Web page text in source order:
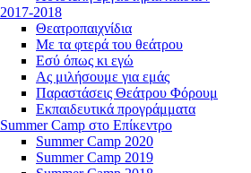
2017-2018
Θεατροπαιχνίδια
Με τα φτερά του θεάτρου
Εσύ όπως κι εγώ
Ας μιλήσουμε για εμάς
Παραστάσεις Θεάτρου Φόρουμ
Εκπαιδευτικά προγράμματα
Summer Camp στο Επίκεντρο
Summer Camp 2020
Summer Camp 2019